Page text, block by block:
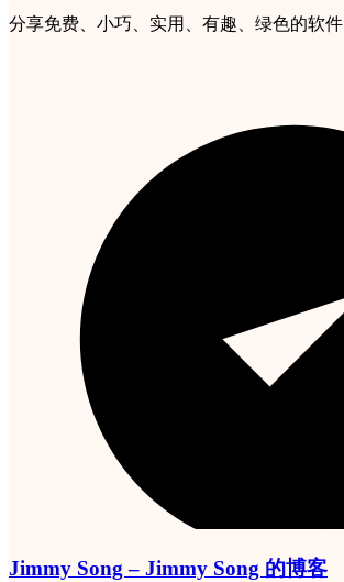
分享免费、小巧、实用、有趣、绿色的软件
Jimmy Song – Jimmy Song 的博客